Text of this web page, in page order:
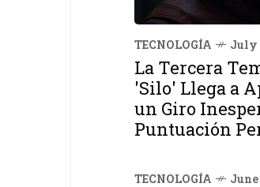
TECNOLOGÍA July
La Tercera
'Silo' Llega a
un Giro
Puntuación
TECNOLOGÍA